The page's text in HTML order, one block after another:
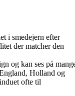
i smedejern efter
der matcher den
og kan ses på
Holland og
ofte til